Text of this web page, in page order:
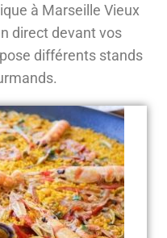
à Marseille Vieux
direct devant vos
différents stands